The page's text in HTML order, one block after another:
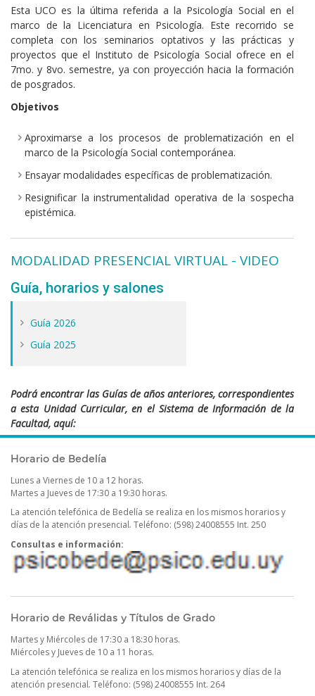
Horario de Bedelía
Lunes a Viernes de 10 a 12 horas.
Martes a Jueves de 17:30 a 19:30 horas.
La atención telefónica de Bedelía se realiza en los mismos horarios y
días de la atención presencial. Teléfono: (598) 24008555 Int. 250
Consultas e información:
Horario de Reválidas y Títulos de Grado
Martes y Miércoles de 17:30 a 18:30 horas.
Miércoles y Jueves de 10 a 11 horas.
La atención telefónica se realiza en los mismos horarios y días de la
atención presencial. Teléfono: (598) 24008555 Int. 264
Esta UCO es la última referida a la Psicología Social en el
marco de la Licenciatura en Psicología. Este recorrido se
completa con los seminarios optativos y las prácticas y
proyectos que el Instituto de Psicología Social ofrece en el
7mo. y 8vo. semestre, ya con proyección hacia la formación
de posgrados.
Objetivos
Aproximarse a los procesos de problematización en el
marco de la Psicología Social contemporánea.
Ensayar modalidades específicas de problematización.
Resignificar la instrumentalidad operativa de la sospecha
epistémica.
MODALIDAD PRESENCIAL VIRTUAL - VIDEO
Guía, horarios y salones
Guía 2026
Guía 2025
Podrá encontrar las Guías de años anteriores, correspondientes
a esta Unidad Curricular, en el Sistema de Información de la
Facultad, aquí: